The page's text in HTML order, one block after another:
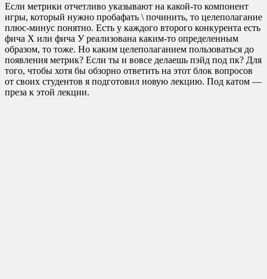
Если метрики отчетливо указывают на какой-то компонент
игры, который нужно пробафать \ починить, то целеполагание
плюс-минус понятно. Есть у каждого второго конкурента есть
фича Х или фича У реализована каким-то определенным
образом, то тоже. Но каким целеполаганием пользоваться до
появления метрик? Если ты и вовсе делаешь пэйд под пк? Для
того, чтобы хотя бы обзорно ответить на этот блок вопросов
от своих студентов я подготовил новую лекцию. Под катом —
преза к этой лекции.